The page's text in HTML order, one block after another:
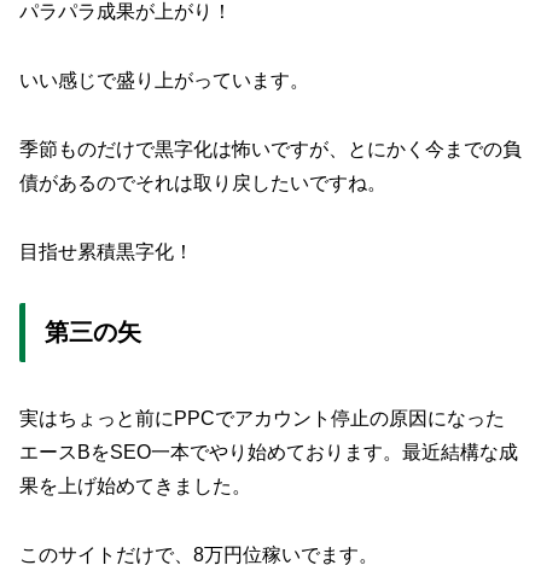
パラパラ成果が上がり！
いい感じで盛り上がっています。
季節ものだけで黒字化は怖いですが、とにかく今までの負
債があるのでそれは取り戻したいですね。
目指せ累積黒字化！
第三の矢
実はちょっと前にPPCでアカウント停止の原因になった
エースBをSEO一本でやり始めております。最近結構な成
果を上げ始めてきました。
このサイトだけで、8万円位稼いでます。